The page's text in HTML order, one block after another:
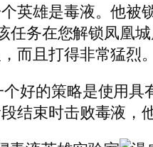
英雄是毒液。他被
任务在您解锁凤凰
而且打得非常猛烈。
个好的策略是使用具
结束时击败毒液，